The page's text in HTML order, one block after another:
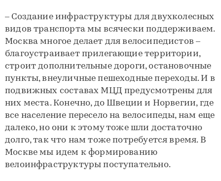
– Создание инфраструктуры для двухколесных
видов транспорта мы всячески поддерживаем.
Москва многое делает для велосипедистов –
благоустраивает прилегающие территории,
строит дополнительные дороги, остановочные
пункты, внеуличные пешеходные переходы. И в
подвижных составах МЦД предусмотрены для
них места. Конечно, до Швеции и Норвегии, где
все население пересело на велосипеды, нам еще
далеко, но они к этому тоже шли достаточно
долго, так что нам тоже потребуется время. В
Москве мы идем к формированию
велоинфраструктуры поступательно.